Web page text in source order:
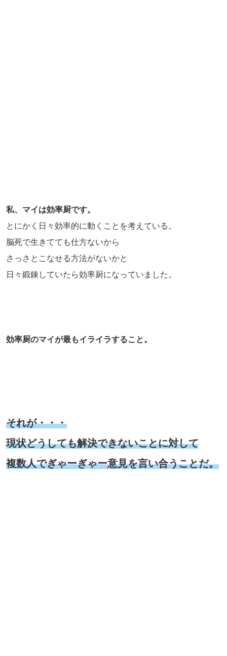
私、マイは効率厨です。
とにかく日々効率的に動くことを考えている。
脳死で生きてても仕方ないから
さっさとこなせる方法がないかと
日々鍛錬していたら効率厨になっていました。
効率厨のマイが最もイライラすること。
それが・・・
現状どうしても解決できないことに対して
複数人でぎゃーぎゃー意見を言い合うことだ。